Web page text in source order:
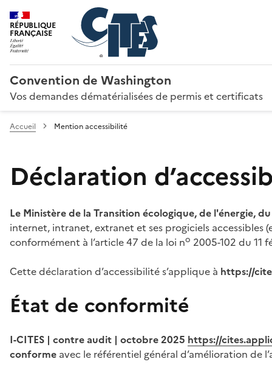
RÉPUBLIQUE
FRANÇAISE
Convention de Washington
Vos demandes dématérialisées de permis et certificats
Accueil Mention accessibilité
Déclaration
Le Ministère de la Transition écologique, de l'énergie,
internet, intranet, extranet et ses progiciels
conformément à l’article 47 de la loi no 2005-102 du 11
Cette déclaration d’accessibilité s’applique à https://
État de conformité
I-CITES | contre audit | octobre 2025 https://
conforme avec le référentiel général d’amélioration de